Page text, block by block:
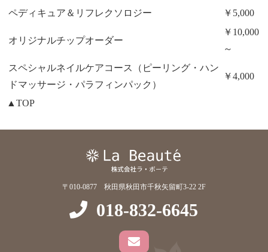
ペディキュア＆リフレクソロジー
￥5,000
オリジナルチップオーダー
￥10,000
～
スペシャルネイルケアコース（ピーリング・ハン
ドマッサージ・パラフィンパック）
￥4,000
▲TOP
〒010-0877 秋田県秋田市千秋矢留町3-22 2F
018-832-6645